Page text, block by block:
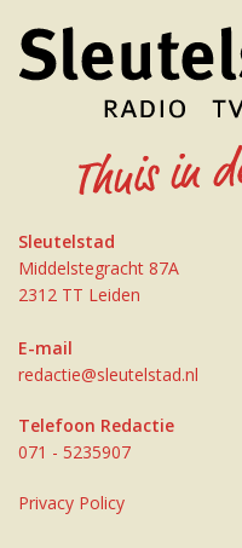
Sleutelstad
Middelstegracht 87A
2312 TT Leiden
E-mail
redactie@sleutelstad.nl
Telefoon Redactie
071 - 5235907
Privacy Policy